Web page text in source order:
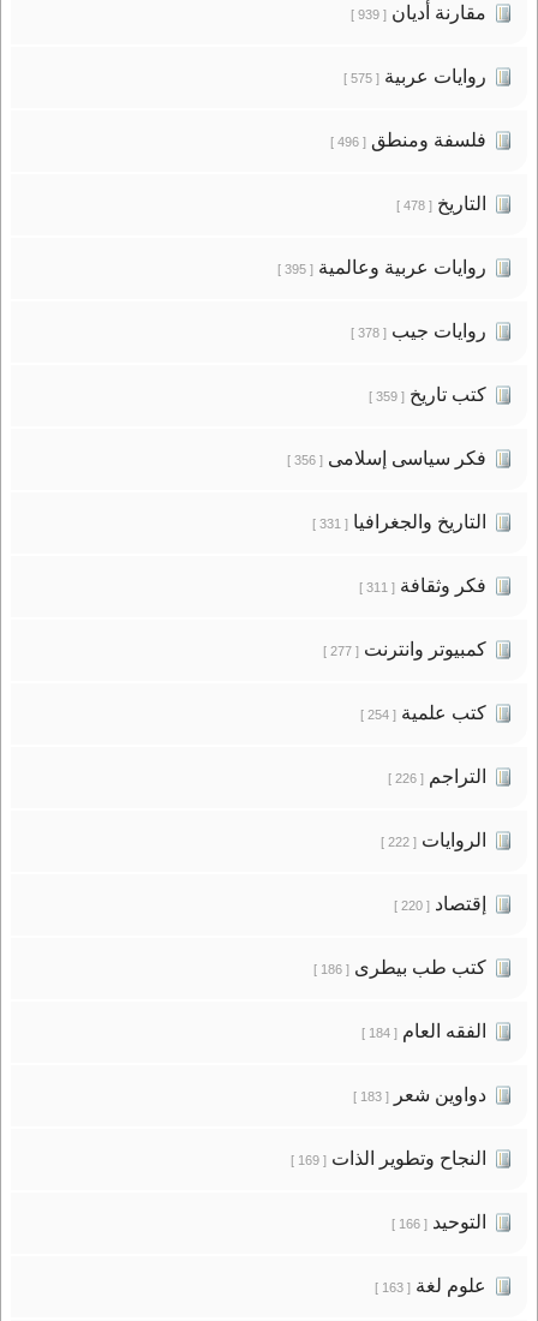
مقارنة أديان[ 939 ]
روايات عربية[ 575 ]
فلسفة ومنطق[ 496 ]
التاريخ[ 478 ]
روايات عربية وعالمية[ 395 ]
روايات جيب[ 378 ]
كتب تاريخ[ 359 ]
فكر سياسى إسلامى[ 356 ]
التاريخ والجغرافيا[ 331 ]
فكر وثقافة[ 311 ]
كمبيوتر وانترنت[ 277 ]
كتب علمية[ 254 ]
التراجم[ 226 ]
الروايات[ 222 ]
إقتصاد[ 220 ]
كتب طب بيطرى[ 186 ]
الفقه العام[ 184 ]
دواوين شعر[ 183 ]
النجاح وتطوير الذات[ 169 ]
التوحيد[ 166 ]
علوم لغة[ 163 ]